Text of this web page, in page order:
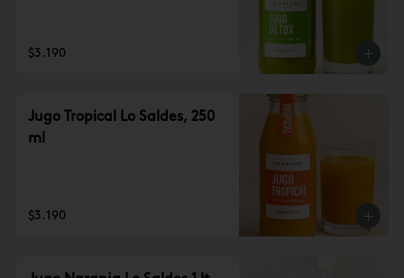
$3.190
Jugo Tropical Lo Saldes, 250
ml
$3.190